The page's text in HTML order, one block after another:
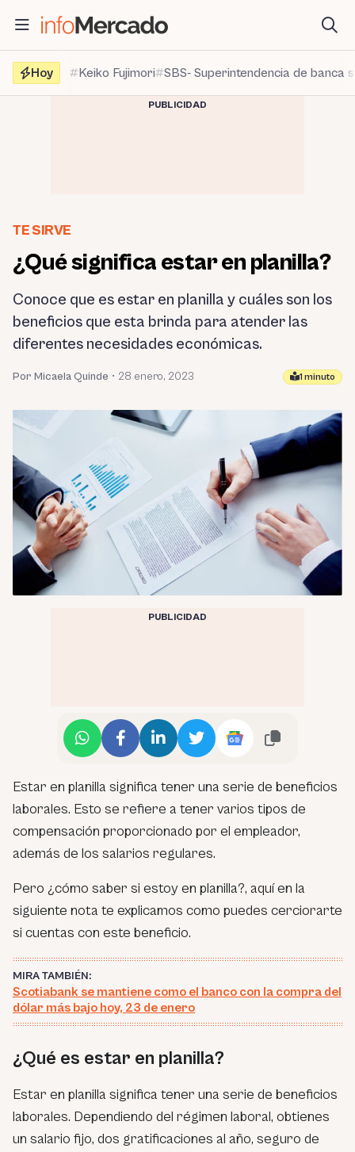
contenido
Hoy
Keiko Fujimori SBS- Superintendencia de banca
PUBLICIDAD
TE SIRVE
¿Qué significa estar en planilla?
Conoce que es estar en planilla y cuáles son los
beneficios que esta brinda para atender las
diferentes necesidades económicas.
Por Micaela Quinde • 28 enero, 2023 1 minuto
PUBLICIDAD
Estar en planilla significa tener una serie de beneficios
laborales. Esto se refiere a tener varios tipos de
compensación proporcionado por el empleador,
además de los salarios regulares.
Pero ¿cómo saber si estoy en planilla?, aquí en la
siguiente nota te explicamos como puedes cerciorarte
si cuentas con este beneficio.
MIRA TAMBIÉN:
Scotiabank se mantiene como el banco con la compra del
dólar más bajo hoy, 23 de enero
¿Qué es estar en planilla?
Estar en planilla significa tener una serie de beneficios
laborales. Dependiendo del régimen laboral, obtienes
un salario fijo, dos gratificaciones al año, seguro de